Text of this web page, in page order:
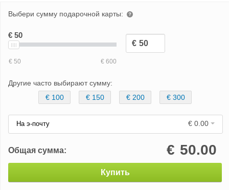
Выбери сумму подарочной карты:
Другие часто выбирают сумму:
€ 100
€ 150 € 200 € 300
На э-почту € 0.00
Общая сумма: 50.00
€
Купить